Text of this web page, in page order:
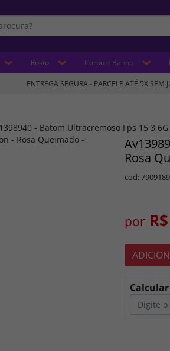
Rosto Corpo e Banho
ENTREGA SEGURA - PARCELE ATÉ 5X SEM
- Batom Ultracremoso Fps 15
Rosa
cod:
por